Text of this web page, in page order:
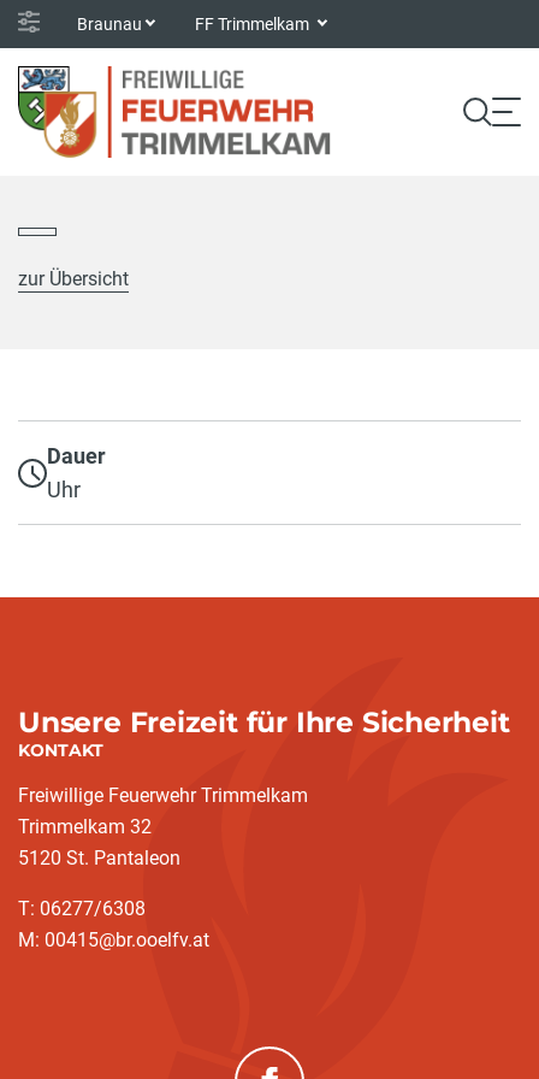
Braunau FF Trimmelkam
zur Übersicht
Dauer
Uhr
Unsere Freizeit für Ihre Sicherheit
KONTAKT
Freiwillige Feuerwehr Trimmelkam
Trimmelkam 32
5120 St. Pantaleon
T: 06277/6308
M: 00415@br.ooelfv.at